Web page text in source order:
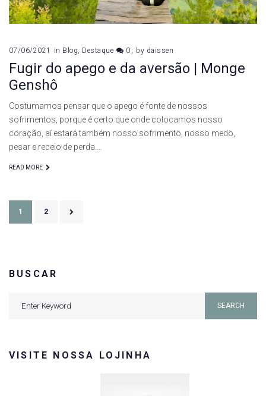
07/06/2021 in Blog, Destaque 0 by daissen
Fugir do apego e da aversão | Monge
Genshô
Costumamos pensar que o apego é fonte de nossos
sofrimentos, porque é certo que onde colocamos nosso
coração, aí estará também nosso sofrimento, nosso medo,
pesar e receio de perda.…
READ MORE
Paginação
de
1 2
BUSCAR
SEARCH
VISITE NOSSA LOJINHA